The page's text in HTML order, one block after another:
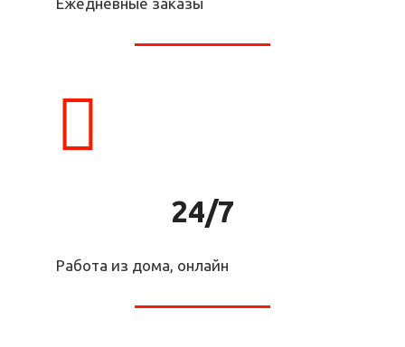
24/7
Работа из дома, онлайн